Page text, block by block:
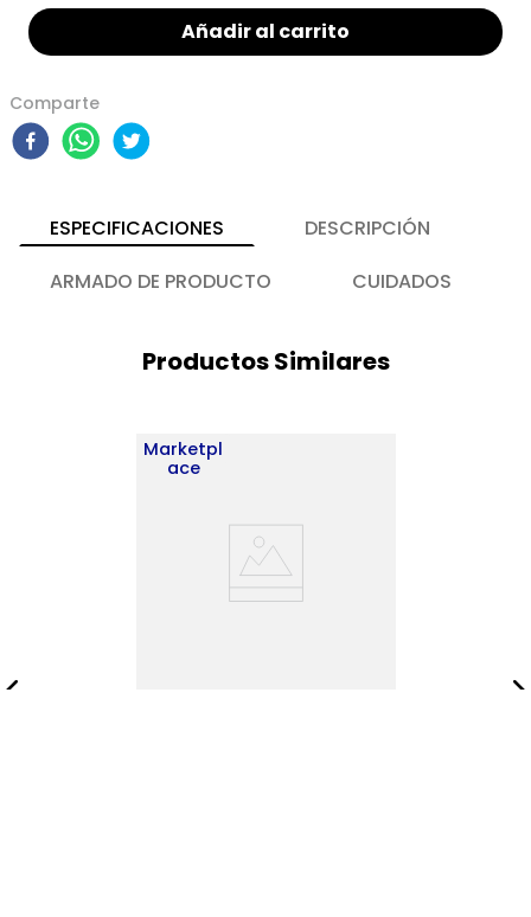
Añadir al carrito
Comparte
ESPECIFICACIONES
DESCRIPCIÓN
ARMADO DE PRODUCTO
CUIDADOS
Productos Similares
Marketpl
ace